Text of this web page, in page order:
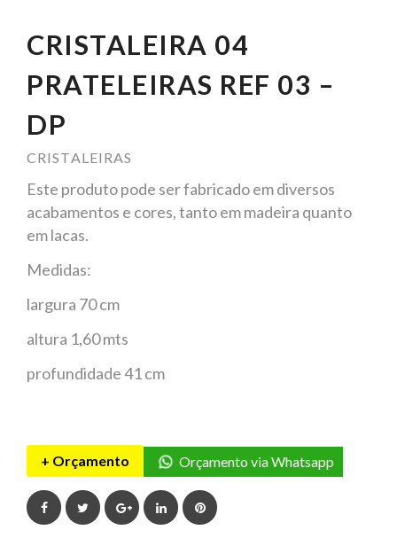
CRISTALEIRA 04
PRATELEIRAS REF 03 –
DP
CRISTALEIRAS
Este produto pode ser fabricado em diversos
acabamentos e cores, tanto em madeira quanto
em lacas.
Medidas:
largura 70 cm
altura 1,60 mts
profundidade 41 cm
+ Orçamento Orçamento via Whatsapp
FacebookTwitterGoogle+LinkedInPinterest